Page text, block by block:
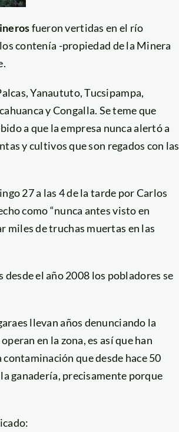
fueron vertidas en el río
contenía -propiedad de la Minera
Yanaututo, Tucsipampa,
y Congalla. Se teme que
a que la empresa nunca alertó a
y cultivos que son regados con las
27 a las 4 de la tarde por Carlos
como “nunca antes visto en
miles de truchas muertas en las
desde el año 2008 los pobladores se
llevan años denunciando la
en la zona, es así que han
contaminación que desde hace 50
ganadería, precisamente porque